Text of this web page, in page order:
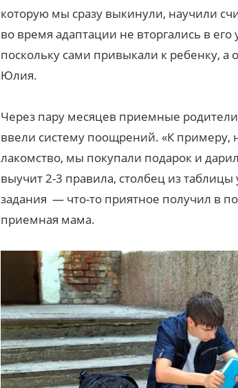
которую мы сразу выкинули, научили
во время адаптации не вторгались в
поскольку сами привыкали к ребенку, а
Юлия.
Через пару месяцев приемные
ввели систему поощрений. «К примеру,
лакомство, мы покупали подарок и
выучит 2-3 правила, столбец из
задания — что-то приятное получил в
приемная мама.